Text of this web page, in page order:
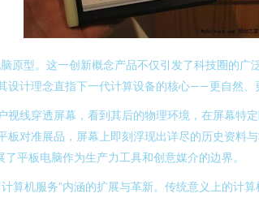
原型。这一创新概念产品不仅引发了科技圈的
计理念直指下一代计算设备的核心——更自然、
线穿透屏幕，看到其后的物理环境，在屏幕特
对准展品，屏幕上即刻浮现出详尽的历史资料
平板电脑作为生产力工具和创意媒介的边界。
算机服务”内涵的扩展与革新。传统意义上的计